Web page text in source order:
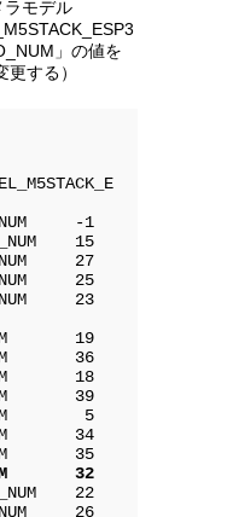
ラモデル
」の値を
更する）
-1
15
27
25
23
19
36
18
39
5
34
32
22
26